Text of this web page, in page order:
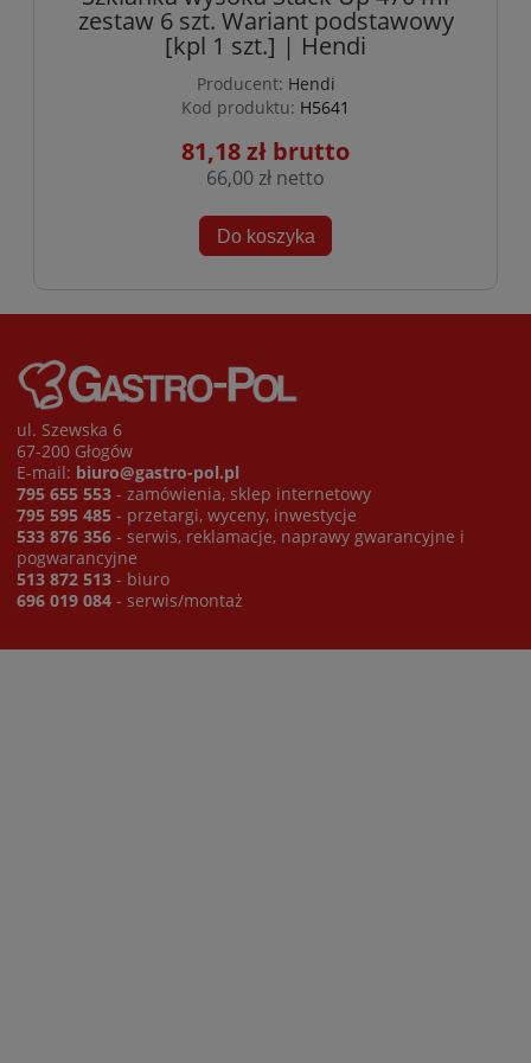
zestaw 6 szt. Wariant podstawowy
[kpl 1 szt.] | Hendi
Producent: Hendi
Kod produktu: H5641
81,18 zł
66,00 zł
Do koszyka
ul. Szewska 6
67-200 Głogów
E-mail: biuro@gastro-pol.pl
795 655 553 - zamówienia, sklep internetowy
795 595 485 - przetargi, wyceny, inwestycje
533 876 356 - serwis, reklamacje, naprawy gwarancyjne i
pogwarancyjne
513 872 513 - biuro
696 019 084 - serwis/montaż